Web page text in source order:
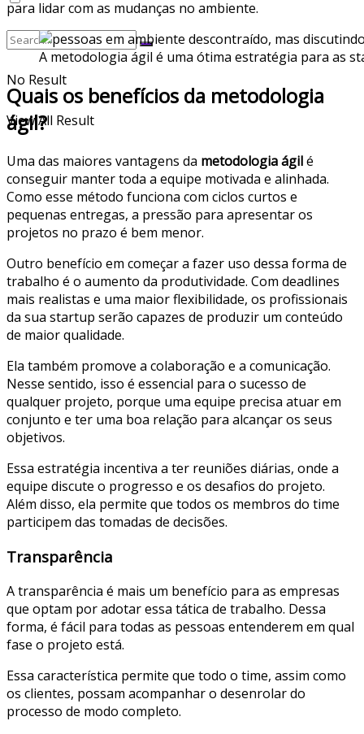
No Result
View All Result
para lidar com as mudanças no ambiente.
A metodologia ágil é uma ótima estratégia para as
Quais os benefícios da metodologia
ágil?
Uma das maiores vantagens da metodologia ágilé
conseguir manter toda a equipe motivada e alinhada.
Como esse método funciona com ciclos curtos e
pequenas entregas, a pressão para apresentar os
projetos no prazo é bem menor.
Outro benefício em começar a fazer uso dessa forma de
trabalho é o aumento da produtividade. Com deadlines
mais realistas e uma maior flexibilidade, os profissionais
da sua startup serão capazes de produzir um conteúdo
de maior qualidade.
Ela também promove a colaboração e a comunicação.
Nesse sentido, isso é essencial para o sucesso de
qualquer projeto, porque uma equipe precisa atuar em
conjunto e ter uma boa relação para alcançar os seus
objetivos.
Essa estratégia incentiva a ter reuniões diárias, onde a
equipe discute o progresso e os desafios do projeto.
Além disso, ela permite que todos os membros do time
participem das tomadas de decisões.
Transparência
A transparência é mais um benefício para as empresas
que optam por adotar essa tática de trabalho. Dessa
forma, é fácil para todas as pessoas entenderem em qual
fase o projeto está.
Essa característica permite que todo o time, assim como
os clientes, possam acompanhar o desenrolar do
processo de modo completo.